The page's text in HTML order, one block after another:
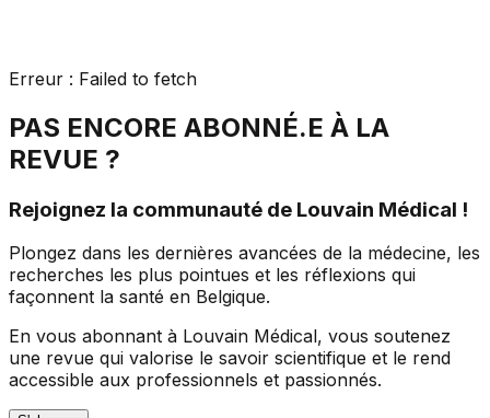
Erreur : Failed to fetch
PAS ENCORE ABONNÉ.E À LA
REVUE ?
Rejoignez la communauté de Louvain Médical !
Plongez dans les dernières avancées de la médecine, les
recherches les plus pointues et les réflexions qui
façonnent la santé en Belgique.
En vous abonnant à Louvain Médical, vous soutenez
une revue qui valorise le savoir scientifique et le rend
accessible aux professionnels et passionnés.